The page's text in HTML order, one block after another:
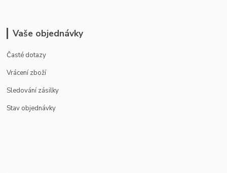
Vaše objednávky
Časté dotazy
Vrácení zboží
Sledování zásilky
Stav objednávky